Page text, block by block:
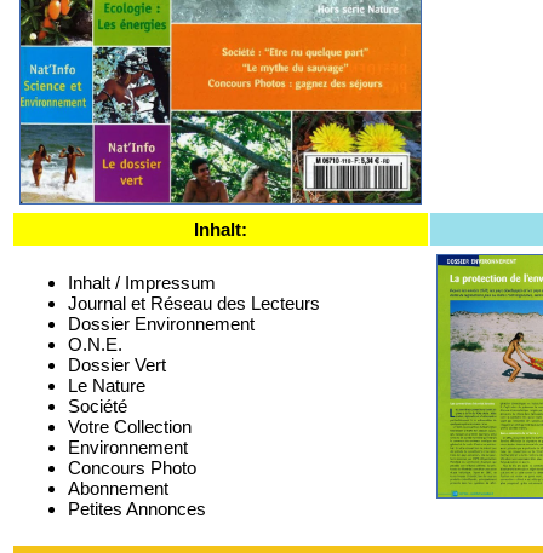
Inhalt:
Inhalt / Impressum
Journal et Réseau des Lecteurs
Dossier Environnement
O.N.E.
Dossier Vert
Le Nature
Société
Votre Collection
Environnement
Concours Photo
Abonnement
Petites Annonces